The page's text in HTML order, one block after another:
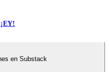
en Substack